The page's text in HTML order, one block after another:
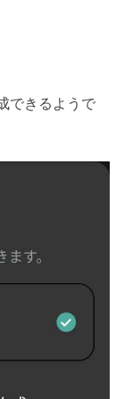
できるようで